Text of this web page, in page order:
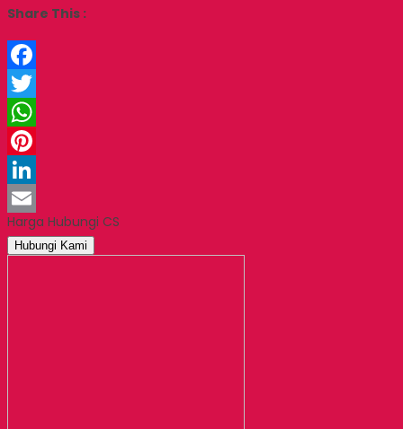
Share This :
Facebook
Twitter
WhatsApp
Pinterest
LinkedIn
Email
Harga Hubungi CS
Hubungi Kami